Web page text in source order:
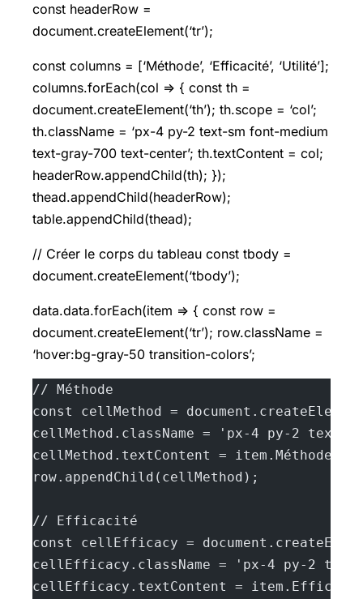
const headerRow =
document.createElement(‘tr’);
const columns = [‘Méthode’, ‘Efficacité’, ‘Utilité’];
columns.forEach(col => { const th =
document.createElement(‘th’); th.scope = ‘col’;
th.className = ‘px-4 py-2 text-sm font-medium
text-gray-700 text-center’; th.textContent = col;
headerRow.appendChild(th); });
thead.appendChild(headerRow);
table.appendChild(thead);
// Créer le corps du tableau const tbody =
document.createElement(‘tbody’);
data.data.forEach(item => { const row =
document.createElement(‘tr’); row.className =
‘hover:bg-gray-50 transition-colors’;
// Méthode
const cellMethod =
cellMethod.className = 'px-4 py-2
cellMethod.textContent = item.Méthode;
row.appendChild(cellMethod);
// Efficacité
const cellEfficacy =
cellEfficacy.className = 'px-4 py-2
cellEfficacy.textContent =